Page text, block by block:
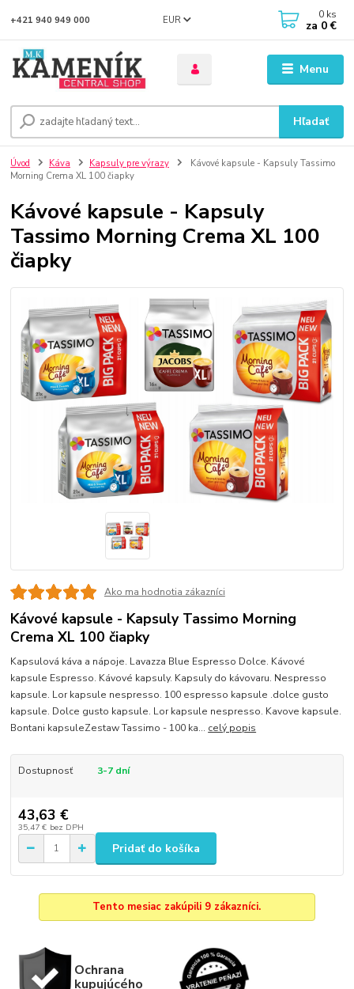
Menu
EUR
Hľadať
+421 940 949 000 0 ks
za 0 €
Úvod Káva Kapsuly pre výrazy
Kávové kapsule - Kapsuly Tassimo
Morning Crema XL 100 čiapky
Kávové kapsule - Kapsuly
Tassimo Morning Crema XL 100
čiapky
Ako ma hodnotia zákazníci
Kávové kapsule - Kapsuly Tassimo Morning
Crema XL 100 čiapky
Kapsulová káva a nápoje. Lavazza Blue Espresso Dolce. Kávové
kapsule Espresso. Kávové kapsuly. Kapsuly do kávovaru. Nespresso
kapsule. Lor kapsule nespresso. 100 espresso kapsule .dolce gusto
kapsule. Dolce gusto kapsule. Lor kapsule nespresso. Kavove kapsule.
Bontani kapsuleZestaw Tassimo - 100 ka... celý popis
Dostupnosť 3-7 dní
43,63 €
35,47 € bez DPH
Pridať do košíka
Tento mesiac zakúpili 9 zákazníci.
Ochrana
kupujúcého